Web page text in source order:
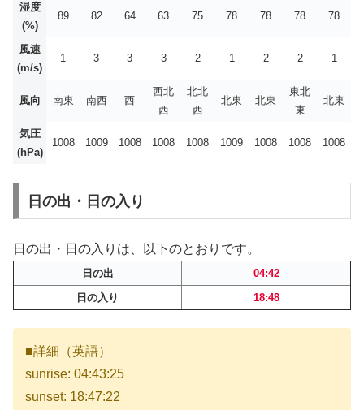
湿度
(%)
89 82 64 63 75 78 78 78 78
風速
(m/s)
1 3 3 3 2 1 2 2 1
風向 南東 南西 西
西北
西
北北
西
北東 北東
東北
東
北東
気圧
(hPa)
1008 1009 1008 1008 1008 1009 1008 1008 1008
日の出・日の入り
日の出・日の入りは、以下のとおりです。
日の出
04:42
日の入り
18:48
■詳細（英語）
sunrise: 04:43:25
sunset: 18:47:22